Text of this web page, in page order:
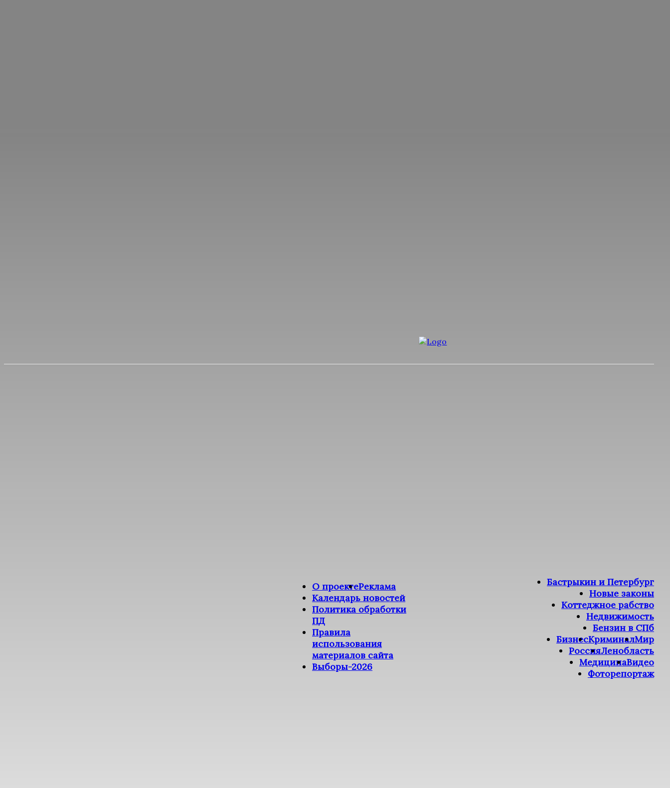
О проектеРеклама
Календарь новостей
Политика обработки
ПД
Правила
использования
материалов сайта
Выборы-2026
Бастрыкин и Петербург
Новые законы
Коттеджное рабство
Недвижимость
Бензин в СПб
БизнесКриминалМир
РоссияЛенобласть
МедицинаВидео
Фоторепортаж